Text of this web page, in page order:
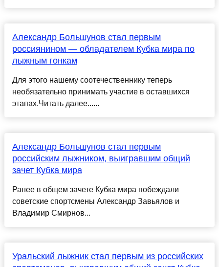
Александр Большунов стал первым
россиянином — обладателем Кубка мира по
лыжным гонкам
Для этого нашему соотечественнику теперь
необязательно принимать участие в оставшихся
этапах.Читать далее......
Александр Большунов стал первым
российским лыжником, выигравшим общий
зачет Кубка мира
Ранее в общем зачете Кубка мира побеждали
советские спортсмены Александр Завьялов и
Владимир Смирнов...
Уральский лыжник стал первым из российских